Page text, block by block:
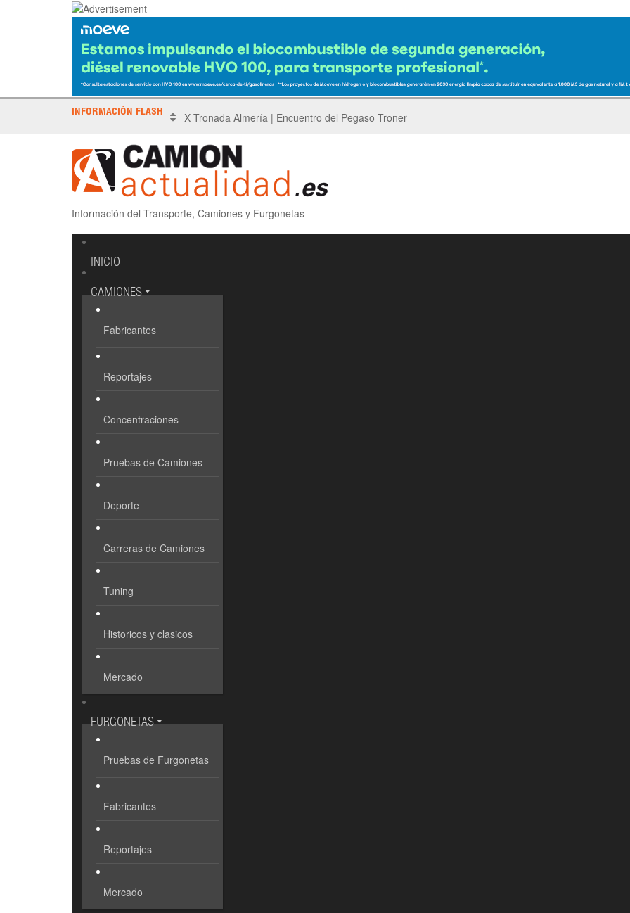
INFORMACIÓN FLASH Sinotruk protagoniza el Driver’s Parade del GP de China de F1
Información del Transporte, Camiones y Furgonetas
INICIO
CAMIONES
Fabricantes
Reportajes
Concentraciones
Pruebas de Camiones
Deporte
Carreras de Camiones
Tuning
Historicos y clasicos
Mercado
FURGONETAS
Pruebas de Furgonetas
Fabricantes
Reportajes
Mercado